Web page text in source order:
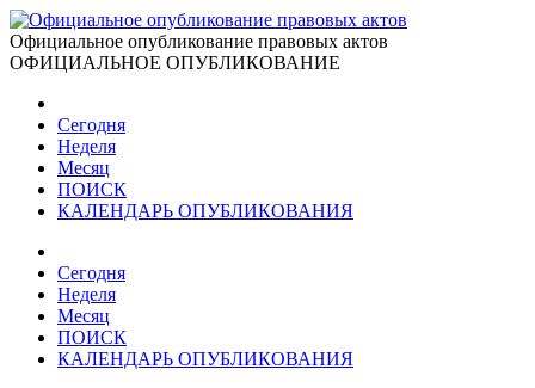
Официальное опубликование правовых актов
ОФИЦИАЛЬНОЕ ОПУБЛИКОВАНИЕ
Сегодня
Неделя
Месяц
ПОИСК
КАЛЕНДАРЬ ОПУБЛИКОВАНИЯ
Сегодня
Неделя
Месяц
ПОИСК
КАЛЕНДАРЬ ОПУБЛИКОВАНИЯ